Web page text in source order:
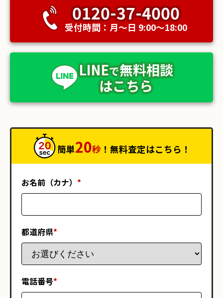
0120-37-4000
受付時間：月〜日 9:00〜18:00
LINEで無料相談
はこちら
簡単20秒 ！無料査定はこちら！
お名前（カナ） *
都道府県*
電話番号*